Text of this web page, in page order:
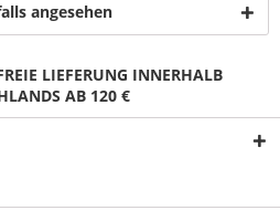
angesehen
LIEFERUNG INNERHALB
AB 120 €